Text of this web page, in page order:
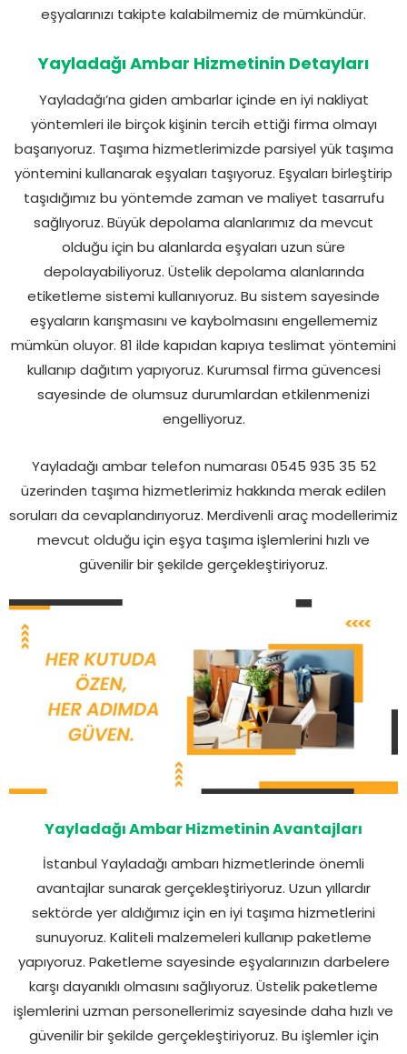
eşyalarınızı takipte kalabilmemiz de mümkündür.
Yayladağı Ambar Hizmetinin Detayları
Yayladağı’na giden ambarlar içinde en iyi nakliyat
yöntemleri ile birçok kişinin tercih ettiği firma olmayı
başarıyoruz. Taşıma hizmetlerimizde parsiyel yük taşıma
yöntemini kullanarak eşyaları taşıyoruz. Eşyaları birleştirip
taşıdığımız bu yöntemde zaman ve maliyet tasarrufu
sağlıyoruz. Büyük depolama alanlarımız da mevcut
olduğu için bu alanlarda eşyaları uzun süre
depolayabiliyoruz. Üstelik depolama alanlarında
etiketleme sistemi kullanıyoruz. Bu sistem sayesinde
eşyaların karışmasını ve kaybolmasını engellememiz
mümkün oluyor. 81 ilde kapıdan kapıya teslimat yöntemini
kullanıp dağıtım yapıyoruz. Kurumsal firma güvencesi
sayesinde de olumsuz durumlardan etkilenmenizi
engelliyoruz.
Yayladağı ambar telefon numarası 0545 935 35 52
üzerinden taşıma hizmetlerimiz hakkında merak edilen
soruları da cevaplandırıyoruz. Merdivenli araç modellerimiz
mevcut olduğu için eşya taşıma işlemlerini hızlı ve
güvenilir bir şekilde gerçekleştiriyoruz.
Yayladağı Ambar Hizmetinin Avantajları
İstanbul Yayladağı ambarı hizmetlerinde önemli
avantajlar sunarak gerçekleştiriyoruz. Uzun yıllardır
sektörde yer aldığımız için en iyi taşıma hizmetlerini
sunuyoruz. Kaliteli malzemeleri kullanıp paketleme
yapıyoruz. Paketleme sayesinde eşyalarınızın darbelere
karşı dayanıklı olmasını sağlıyoruz. Üstelik paketleme
işlemlerini uzman personellerimiz sayesinde daha hızlı ve
güvenilir bir şekilde gerçekleştiriyoruz. Bu işlemler için